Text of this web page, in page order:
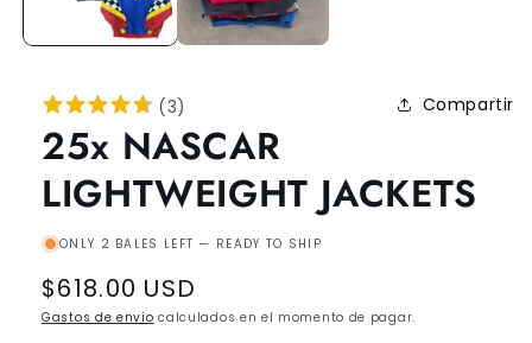
(3) Compartir
25x NASCAR
LIGHTWEIGHT JACKETS
ONLY 2 BALES LEFT — READY TO SHIP
Regular
price
$618.00 USD
Gastos de envío calculados en el momento de pagar.